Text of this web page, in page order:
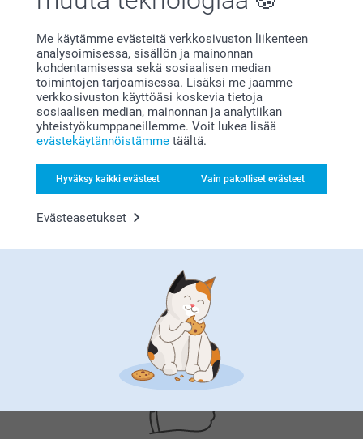
Me käytämme evästeitä verkkosivuston liikenteen
analysoimisessa, sisällön ja mainonnan
kohdentamisessa sekä sosiaalisen median
toimintojen tarjoamisessa. Lisäksi me jaamme
verkkosivuston käyttöäsi koskevia tietoja
sosiaalisen median, mainonnan ja analytiikan
yhteistyökumppaneillemme. Voit lukea lisää
evästekäytännöistämme täältä.
Hyväksy kaikki evästeet Vain pakolliset evästeet
Evästeasetukset
Liittyvät tuotteet
Pöytätabletti muovi
4 mallia
Alkaen 9,95
(11 arvostelut)
Vinyylijuliste
Yli 10 mallia
Alkaen 31,95
(2 arvostelut)
Talonumero
20,95
Nimikyltti
18,95
smartphoto